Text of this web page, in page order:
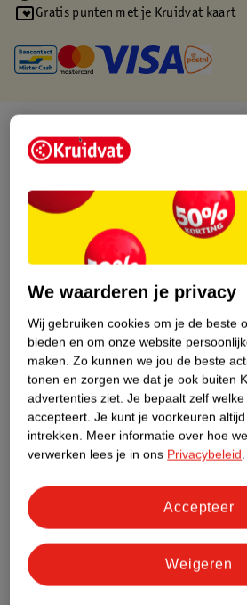
Gratis punten met je Kruidvat kaart
Over dit product
Etiketinformatie
Dit product heeft
Impact Score.
Meer informatie
Bestel & Bezorginformatie
Bekijk ook
Meer Alle Nagellak
Hoe controleren wij de reviews?
We waarderen je privacy
Wij gebruiken cookies om je de beste
bieden en om onze website
maken. Zo kunnen we jou de beste
tonen en zorgen we dat je ook buiten
advertenties ziet. Je bepaalt zelf
accepteert. Je kunt je voorkeuren
intrekken. Meer informatie over hoe
verwerken lees je in ons Privacybeleid.
Weigeren
Accepteer